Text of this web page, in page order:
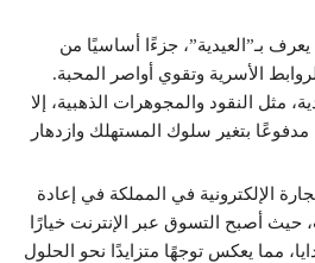
يعرف بـ”العيدية”، جزءًا أساسيًا من
الروابط الأسرية وتقوي أواصر المحبة.
مثل النقود والمجوهرات الذهبية، إلا
مدفوعًا بتغير سلوك المستهلك وازدهار
الإلكترونية في المملكة في إعادة
أصبح التسوق عبر الإنترنت خيارًا
مما يعكس توجهًا متزايدًا نحو الحلول